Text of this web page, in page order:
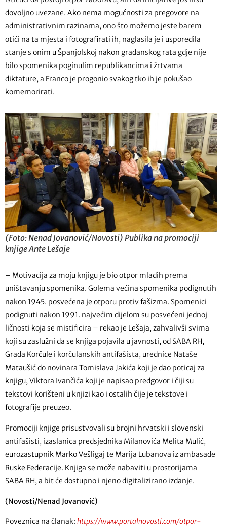
dovoljno uvezane. Ako nema mogućnosti za pregovore na
administrativnim razinama, ono što možemo jeste barem
otići na ta mjesta i fotografirati ih, naglasila je i usporedila
stanje s onim u Španjolskoj nakon građanskog rata gdje nije
bilo spomenika poginulim republikancima i žrtvama
diktature, a Franco je progonio svakog tko ih je pokušao
komemorirati.
(Foto: Nenad Jovanović/Novosti) Publika na promociji
knjige Ante Lešaje
– Motivacija za moju knjigu je bio otpor mladih prema
uništavanju spomenika. Golema većina spomenika podignutih
nakon 1945. posvećena je otporu protiv fašizma. Spomenici
podignuti nakon 1991. najvećim dijelom su posvećeni jednoj
ličnosti koja se mistificira – rekao je Lešaja, zahvalivši svima
koji su zaslužni da se knjiga pojavila u javnosti, od SABA RH,
Grada Korčule i korčulanskih antifašista, urednice Nataše
Mataušić do novinara Tomislava Jakića koji je dao poticaj za
knjigu, Viktora Ivančića koji je napisao predgovor i čiji su
tekstovi korišteni u knjizi kao i ostalih čije je tekstove i
fotografije preuzeo.
Promociji knjige prisustvovali su brojni hrvatski i slovenski
antifašisti, izaslanica predsjednika Milanovića Melita Mulić,
eurozastupnik Marko Vešligaj te Marija Lubanova iz ambasade
Ruske Federacije. Knjiga se može nabaviti u prostorijama
SABA RH, a bit će dostupno i njeno digitalizirano izdanje.
(Novosti/Nenad Jovanović)
Poveznica na članak: https://www.portalnovosti.com/otpor-